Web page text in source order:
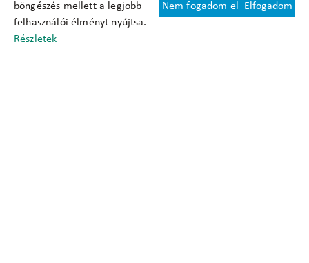
böngészés mellett a legjobb
felhasználói élményt nyújtsa.
Részletek
Nem fogadom el Elfogadom
Felhasználási feltételek